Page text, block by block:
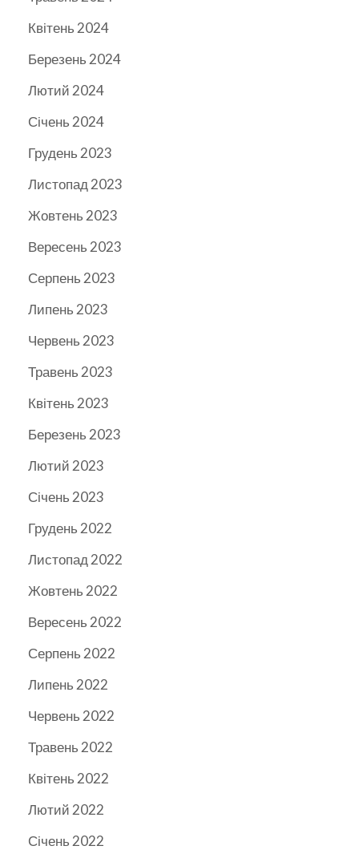
Квітень 2024
Березень 2024
Лютий 2024
Січень 2024
Грудень 2023
Листопад 2023
Жовтень 2023
Вересень 2023
Серпень 2023
Липень 2023
Червень 2023
Травень 2023
Квітень 2023
Березень 2023
Лютий 2023
Січень 2023
Грудень 2022
Листопад 2022
Жовтень 2022
Вересень 2022
Серпень 2022
Липень 2022
Червень 2022
Травень 2022
Квітень 2022
Лютий 2022
Січень 2022